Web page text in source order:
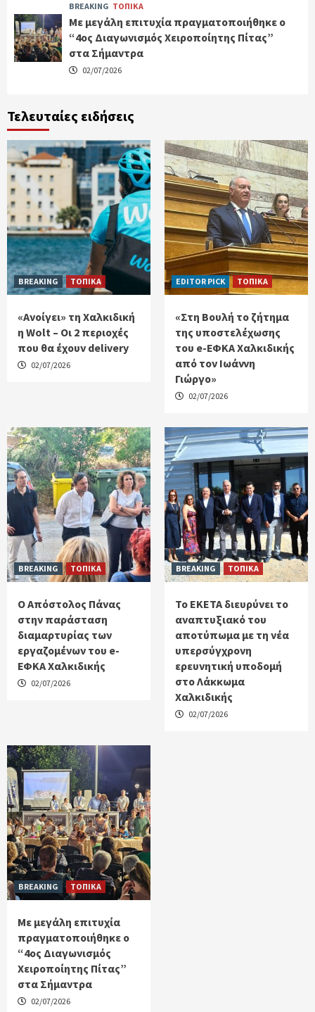
BREAKING ΤΟΠΙΚΑ
Με μεγάλη επιτυχία πραγματοποιήθηκε ο
“4ος Διαγωνισμός Χειροποίητης Πίτας”
στα Σήμαντρα
02/07/2026
Τελευταίες ειδήσεις
BREAKING ΤΟΠΙΚΑ
«Ανοίγει» τη Χαλκιδική
η Wolt – Οι 2 περιοχές
που θα έχουν delivery
02/07/2026
EDITOR PICK ΤΟΠΙΚΑ
«Στη Βουλή το ζήτημα
της υποστελέχωσης
του e-ΕΦΚΑ Χαλκιδικής
από τον Ιωάννη
Γιώργο»
02/07/2026
BREAKING ΤΟΠΙΚΑ
Ο Απόστολος Πάνας
στην παράσταση
διαμαρτυρίας των
εργαζομένων του e-
ΕΦΚΑ Χαλκιδικής
02/07/2026
BREAKING ΤΟΠΙΚΑ
Το ΕΚΕΤΑ διευρύνει το
αναπτυξιακό του
αποτύπωμα με τη νέα
υπερσύγχρονη
ερευνητική υποδομή
στο Λάκκωμα
Χαλκιδικής
02/07/2026
BREAKING ΤΟΠΙΚΑ
Με μεγάλη επιτυχία
πραγματοποιήθηκε ο
“4ος Διαγωνισμός
Χειροποίητης Πίτας”
στα Σήμαντρα
02/07/2026